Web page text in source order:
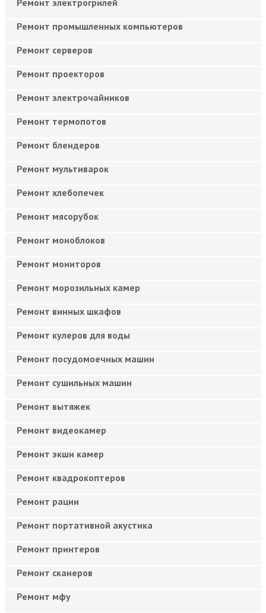
Ремонт промышленных компьютеров
Ремонт серверов
Ремонт проекторов
Ремонт электрочайников
Ремонт термопотов
Ремонт блендеров
Ремонт мультиварок
Ремонт хлебопечек
Ремонт мясорубок
Ремонт моноблоков
Ремонт мониторов
Ремонт морозильных камер
Ремонт винных шкафов
Ремонт кулеров для воды
Ремонт посудомоечных машин
Ремонт сушильных машин
Ремонт вытяжек
Ремонт видеокамер
Ремонт экшн камер
Ремонт квадрокоптеров
Ремонт рации
Ремонт портативной акустика
Ремонт принтеров
Ремонт сканеров
Ремонт мфу